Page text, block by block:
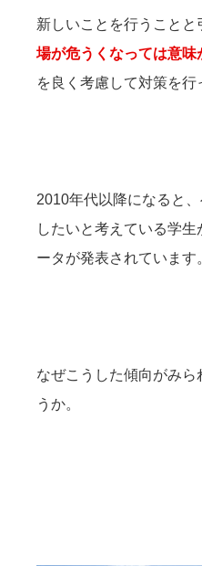
新しいことを行うことと
場が危うくなっては意味
を良く考慮して対策を行
2010年代以降になると
したいと考えている学
ータが発表されています
なぜこうした傾向がみら
うか。